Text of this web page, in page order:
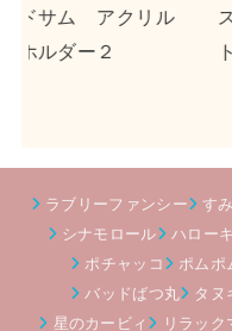
スターズ キャンバス
トート
ラブリーファンシー す
シナモロール
ハロー
ポチャッコ
ポムポ
バッドばつ丸
タヌ
星のカービィ
リラック